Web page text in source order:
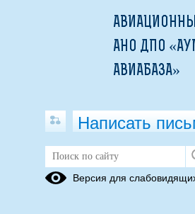
Вакантные места для
АНО ДПО
АВИАБАЗА»
Написать
Версия для